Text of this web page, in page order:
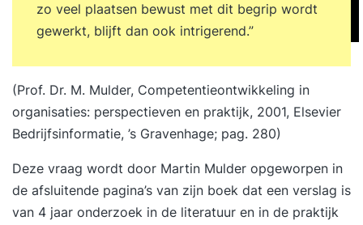
zo veel plaatsen bewust met dit begrip wordt
gewerkt, blijft dan ook intrigerend.”
(Prof. Dr. M. Mulder, Competentieontwikkeling in
organisaties: perspectieven en praktijk, 2001, Elsevier
Bedrijfsinformatie, ’s Gravenhage; pag. 280)
Deze vraag wordt door Martin Mulder opgeworpen in
de afsluitende pagina’s van zijn boek dat een verslag is
van 4 jaar onderzoek in de literatuur en in de praktijk